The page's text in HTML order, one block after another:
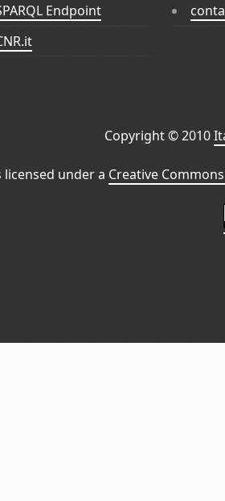
Endpoint
Copyright © 2010
licensed under a Creative